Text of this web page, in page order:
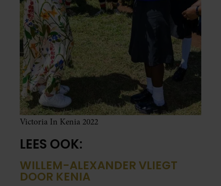
Victoria In Kenia 2022
LEES OOK:
WILLEM-ALEXANDER VLIEGT
DOOR KENIA